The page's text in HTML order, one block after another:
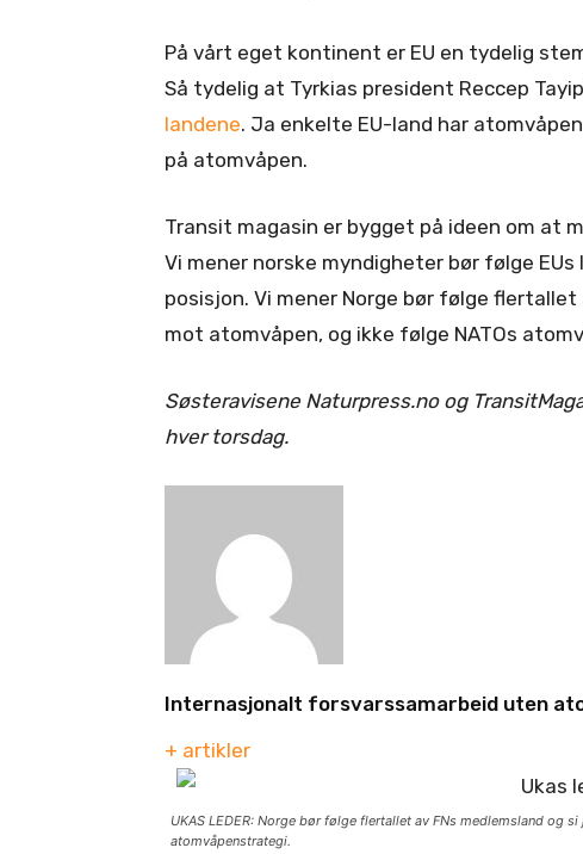
På vårt eget kontinent er EU en tydelig
Så tydelig at Tyrkias president Reccep
landene. Ja enkelte EU-land har
på atomvåpen.
Transit magasin er bygget på ideen om at
Vi mener norske myndigheter bør følge
posisjon. Vi mener Norge bør følge
mot atomvåpen, og ikke følge NATOs
Søsteravisene Naturpress.no og
hver torsdag.
Internasjonalt forsvarssamarbeid uten
+ artikler
UKAS LEDER: Norge bør følge flertallet av FNs medlemsland og
atomvåpenstrategi.